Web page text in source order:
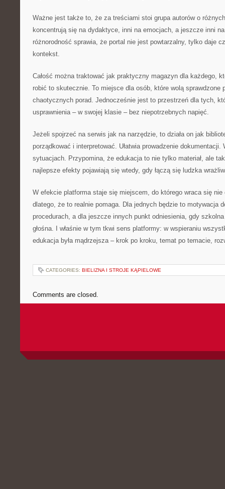
Ważne jest także to, że za treściami stoi grupa autorów o
koncentrują się na dydaktyce, inni na emocjach, a jeszcze inni
różnorodność sprawia, że portal nie jest powtarzalny, tylko daje
kontekst.
Całość można traktować jak praktyczny magazyn dla każdego,
robić to skutecznie. To miejsce dla osób, które wolą sprawdzone
chaotycznych porad. Jednocześnie jest to przestrzeń dla tych,
usprawnienia – w swojej klasie – bez niepotrzebnych napięć.
Jeżeli spojrzeć na serwis jak na narzędzie, to działa on jak
porządkować i interpretować. Ułatwia prowadzenie dokumentacji.
sytuacjach. Przypomina, że edukacja to nie tylko materiał, ale
najlepsze efekty pojawiają się wtedy, gdy łączą się ludzka
W efekcie platforma staje się miejscem, do którego wraca się nie
dlatego, że to realnie pomaga. Dla jednych będzie to motywacja
procedurach, a dla jeszcze innych punkt odniesienia, gdy
głośna. I właśnie w tym tkwi sens platformy: w wspieraniu
edukacja była mądrzejsza – krok po kroku, temat po temacie,
CATEGORIES: BIELIZNA I STROJE KĄPIELOWE
Comments are closed.